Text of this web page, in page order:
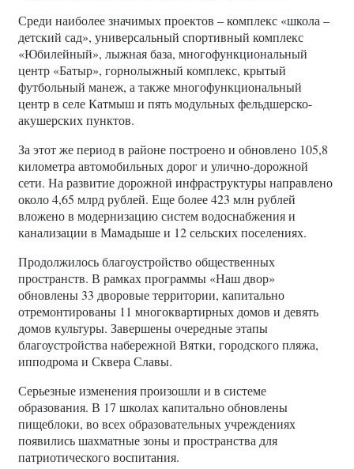
Среди наиболее значимых проектов – комплекс «школа –
детский сад», универсальный спортивный комплекс
«Юбилейный», лыжная база, многофункциональный
центр «Батыр», горнолыжный комплекс, крытый
футбольный манеж, а также многофункциональный
центр в селе Катмыш и пять модульных фельдшерско-
акушерских пунктов.
За этот же период в районе построено и обновлено 105,8
километра автомобильных дорог и улично-дорожной
сети. На развитие дорожной инфраструктуры направлено
около 4,65 млрд рублей. Еще более 423 млн рублей
вложено в модернизацию систем водоснабжения и
канализации в Мамадыше и 12 сельских поселениях.
Продолжилось благоустройство общественных
пространств. В рамках программы «Наш двор»
обновлены 33 дворовые территории, капитально
отремонтированы 11 многоквартирных домов и девять
домов культуры. Завершены очередные этапы
благоустройства набережной Вятки, городского пляжа,
ипподрома и Сквера Славы.
Серьезные изменения произошли и в системе
образования. В 17 школах капитально обновлены
пищеблоки, во всех образовательных учреждениях
появились шахматные зоны и пространства для
патриотического воспитания.